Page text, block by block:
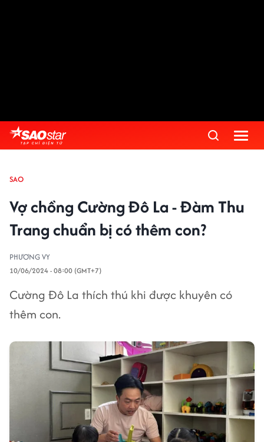
SAO
Vợ chồng Cường Đô La - Đàm Thu
Trang chuẩn bị có thêm con?
PHƯƠNG VY
10/06/2024 - 08:00 (GMT+7)
Cường Đô La thích thú khi được khuyên có
thêm con.